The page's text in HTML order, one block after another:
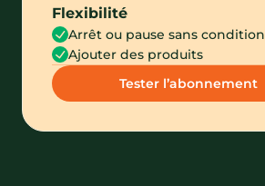
Flexibilité
Arrêt ou pause sans condition
Ajouter des produits
Tester l’abonnement